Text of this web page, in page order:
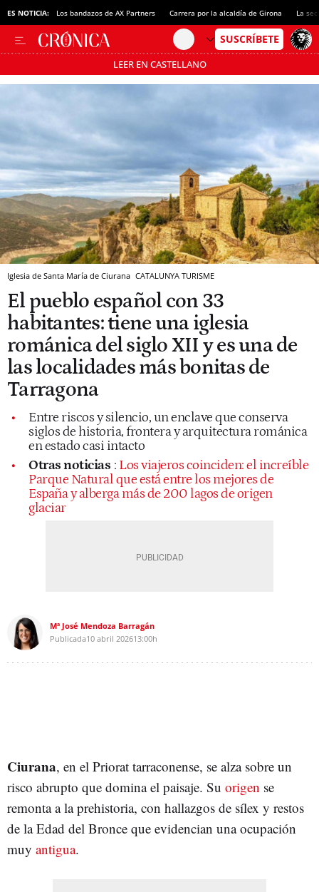
ES NOTICIA: Los bandazos de AX Partners Carrera por la alcaldía de Girona La
LEER EN CASTELLANO
Pásate al MODO AHORRO
Iglesia de Santa María de Ciurana CATALUNYA TURISME
El pueblo español con 33
habitantes: tiene una iglesia
románica del siglo XII y es una de
las localidades más bonitas de
Tarragona
Entre riscos y silencio, un enclave que conserva
siglos de historia, frontera y arquitectura románica
en estado casi intacto
Otras noticias : Los viajeros coinciden: el increíble
Parque Natural que está entre los mejores de
España y alberga más de 200 lagos de origen
glaciar
Mª José Mendoza Barragán
Publicada10 abril 202613:00h
Ciurana, en el Priorat tarraconense, se alza sobre un
risco abrupto que domina el paisaje. Su origen se
remonta a la prehistoria, con hallazgos de sílex y restos
de la Edad del Bronce que evidencian una ocupación
muy antigua.